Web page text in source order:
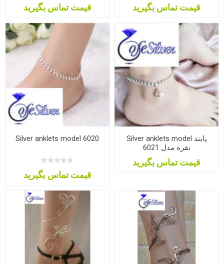
قیمت تماس بگیرید قیمت تماس بگیرید
Silver anklets model 6020
قیمت تماس بگیرید
Silver anklets model پابند
نقره مدل 6021
قیمت تماس بگیرید